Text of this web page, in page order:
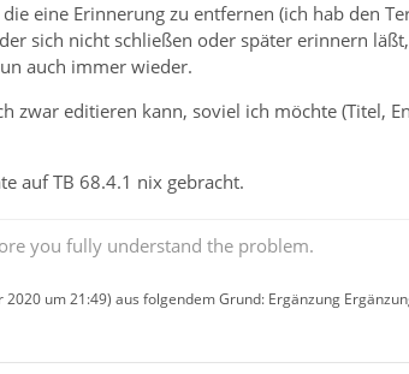
eine Erinnerung zu entfernen (ich hab den
sich nicht schließen oder später erinnern
auch immer wieder.
zwar editieren kann, soviel ich möchte (Titel,
auf TB 68.4.1 nix gebracht.
you fully understand the problem.
2020 um 21:49) aus folgendem Grund: Ergänzung